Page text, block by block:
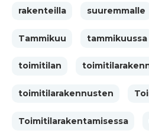
rakenteilla suuremmalle
Tammikuu tammikuussa
toimitilan
toimitilarakennusten
Toimitilarakentamisessa